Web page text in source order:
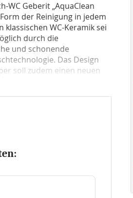
WC Geberit „AquaClean
der Reinigung in jedem
WC-Keramik sei
durch die
und schonende
Das Design
soll zudem einen neuen